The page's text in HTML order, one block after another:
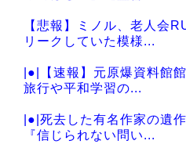
【悲報】ミノル、老人会
リークしていた模様...
|●|【速報】元原爆資料館
旅行や平和学習の...
|●|死去した有名作家の遺
『信じられない問い...